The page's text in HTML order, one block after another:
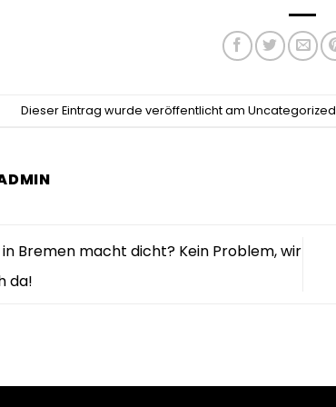
Dieser Eintrag wurde veröffentlicht am Uncategorized
Bremen macht dicht? Kein Problem, wir
da!